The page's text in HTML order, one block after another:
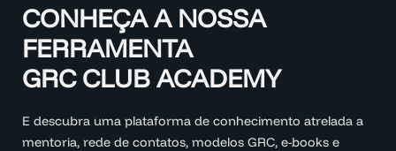
CONHEÇA A NOSSA
FERRAMENTA
GRC CLUB ACADEMY
E descubra uma plataforma de conhecimento atrelada a
mentoria, rede de contatos, modelos GRC, e-books e